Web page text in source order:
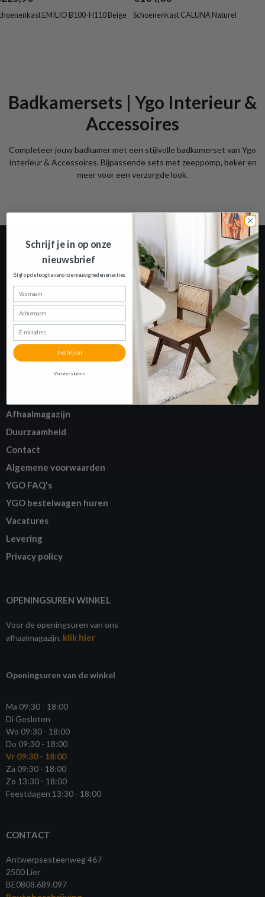
EMILIO B100-H110 Beige Schoenenkast CALUNA Naturel
Badkamersets | Ygo Interieur &
Accessoires
Completeer jouw badkamer met een stijlvolle badkamerset van Ygo
Interieur & Accessoires. Bijpassende sets met zeeppomp, beker en
meer voor een verzorgde look.
OVER YGO
Cadeaubonnen
Afhaalmagazijn
Duurzaamheid
Contact
Algemene voorwaarden
YGO FAQ's
YGO bestelwagen huren
Vacatures
Levering
Privacy policy
OPENINGSUREN WINKEL
Voor de openingsuren van ons
afhaalmagazijn, klik hier
Openingsuren van de winkel
Ma 09:30 - 18:00
Di Gesloten
Wo 09:30 - 18:00
Do 09:30 - 18:00
Vr 09:30 - 18:00
Za 09:30 - 18:00
Zo 13:30 - 18:00
Feestdagen 13:30 - 18:00
CONTACT
Antwerpsesteenweg 467
2500 Lier
BE0808.689.097
Schrijf je in op onze
nieuwsbrief
Blijf op de hoogte van onze nieuwigheden enacties.
Voornaam
Achternaam
Inschrijven
Venster sluiten